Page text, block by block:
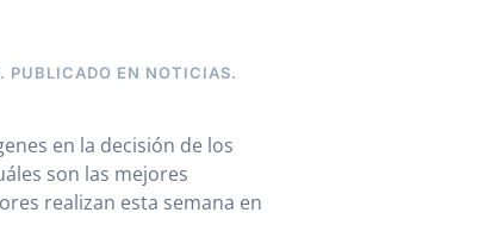
PUBLICADO EN NOTICIAS.
en la decisión de los
son las mejores
realizan esta semana en